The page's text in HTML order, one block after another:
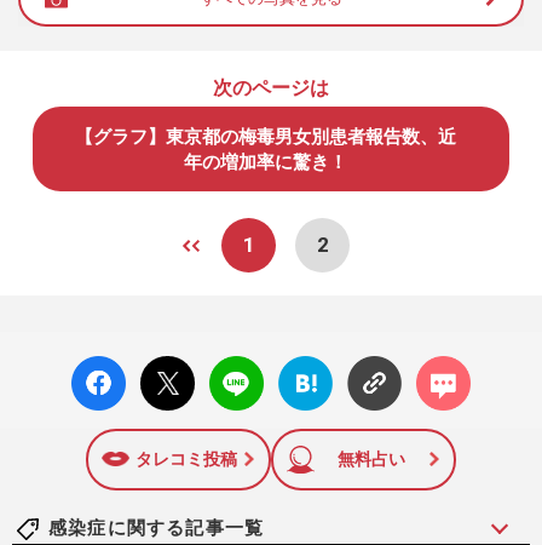
次のページは
【グラフ】東京都の梅毒男女別患者報告数、近
年の増加率に驚き！
1 2
facebo
ok い
X ポス
ト
LINE
はてな
ブック
に追加
コメン
ト
タレコミ投稿 無料占い
感染症に関する記事一覧